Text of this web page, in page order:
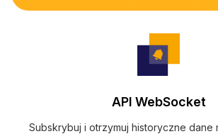
API WebSocket
Subskrybuj i otrzymuj historyczne dane